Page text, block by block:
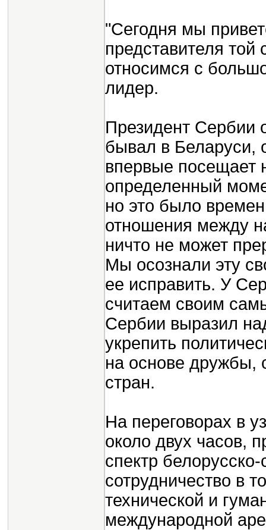
"Сегодня мы
представителя
относимся с
лидер.
Президент Сербии
бывал в Беларуси,
впервые посещает
определенный
но это было
отношения между
ничто не может
Мы осознали эту
ее исправить. У
считаем своим
Сербии выразил
укрепить
на основе дружбы,
стран.
На переговорах в
около двух часов,
спектр
сотрудничество в
технической и
международной